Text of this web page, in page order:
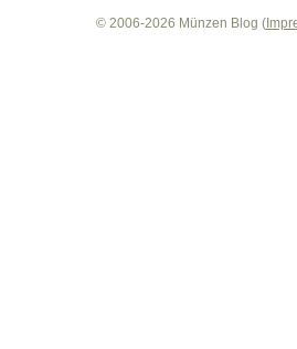
© 2006-2026 Münzen Blog (